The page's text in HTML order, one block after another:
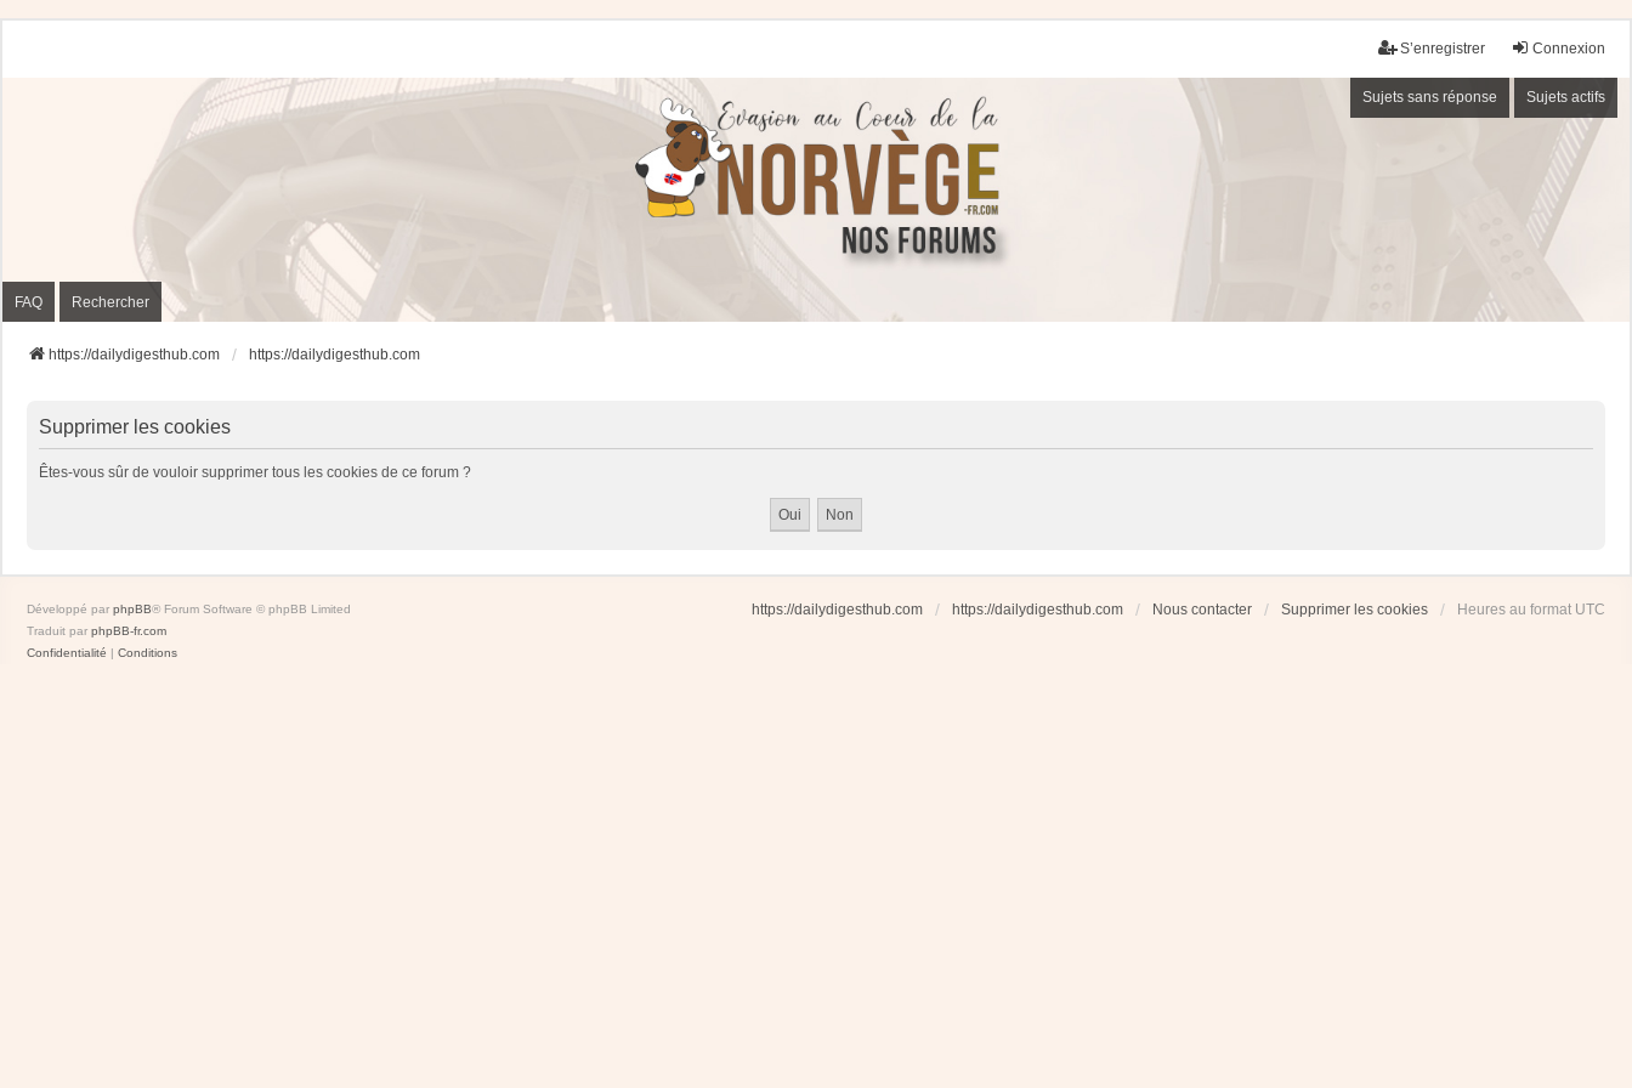
Connexion
S’enregistrer
Sujets sans réponse Sujets actifs
FAQ Rechercher
https://dailydigesthub.com https://dailydigesthub.com
Supprimer les cookies
Êtes-vous sûr de vouloir supprimer tous les cookies de ce forum ?
https://dailydigesthub.com https://dailydigesthub.com Nous contacter Supprimer les cookies Heures au format UTC
Développé par phpBB® Forum Software © phpBB Limited
Traduit par phpBB-fr.com
Confidentialité | Conditions